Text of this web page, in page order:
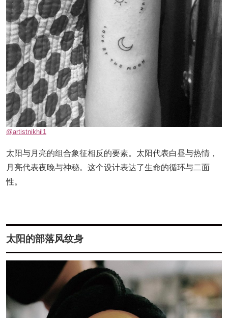
@artistnikhil1
太阳与月亮的组合象征相反的要素。太阳代表白昼与热情，
月亮代表夜晚与神秘。这个设计表达了生命的循环与二面
性。
太阳的部落风纹身